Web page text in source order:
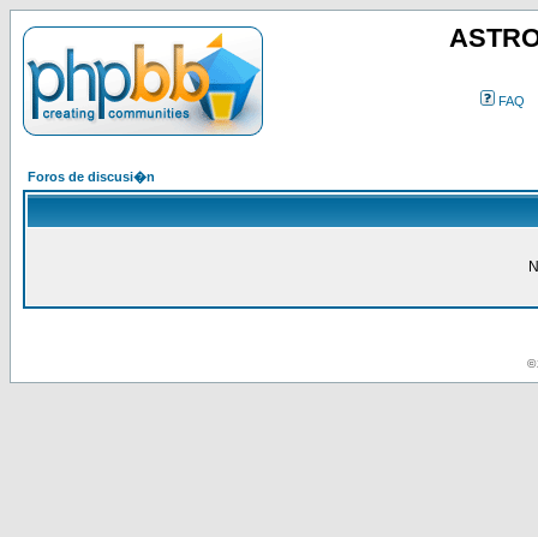
FAQ
Foros de discusi�n
©